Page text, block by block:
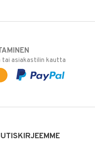
tai asiakastilin kautta